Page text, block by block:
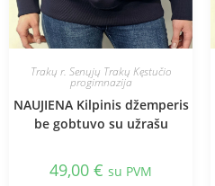
Trakų r. Senųjų Trakų Kęstučio
progimnazija
NAUJIENA Kilpinis džemperis
be gobtuvo su užrašu
49,00 € su PVM